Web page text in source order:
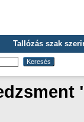
Tallózás szak